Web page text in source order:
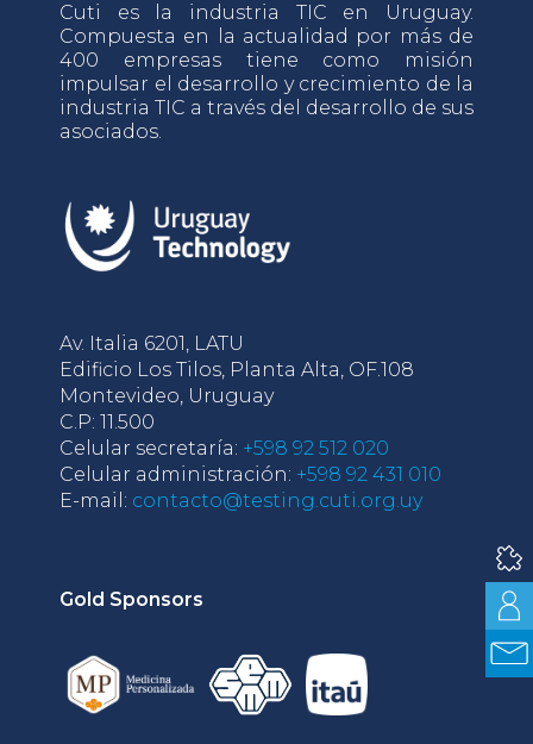
Cuti es la industria TIC en Uruguay.
Compuesta en la actualidad por más de
400 empresas tiene como misión
impulsar el desarrollo y crecimiento de la
industria TIC a través del desarrollo de sus
asociados.
Av. Italia 6201, LATU
Edificio Los Tilos, Planta Alta, OF.108
Montevideo, Uruguay
C.P: 11.500
Celular secretaría: +598 92 512 020
Celular administración: +598 92 431 010
E-mail: contacto@testing.cuti.org.uy
Gold Sponsors